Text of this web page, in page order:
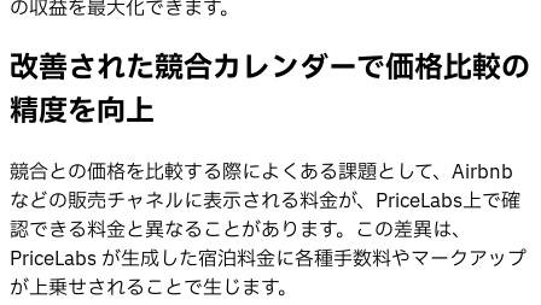
の収益を最大化できます。
改善された競合カレンダーで価格比較の
精度を向上
競合との価格を比較する際によくある課題として、Airbnb
などの販売チャネルに表示される料金が、PriceLabs上で確
認できる料金と異なることがあります。この差異は、
PriceLabs が生成した宿泊料金に各種手数料やマークアップ
が上乗せされることで生じます。